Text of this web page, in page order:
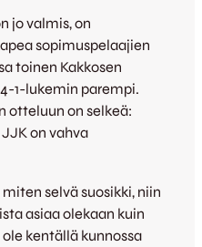
jo valmis, on
sopimuspelaajien
toinen Kakkosen
1-lukemin parempi.
otteluun on selkeä:
on vahva
selvä suosikki, niin
asiaa olekaan kuin
kentällä kunnossa